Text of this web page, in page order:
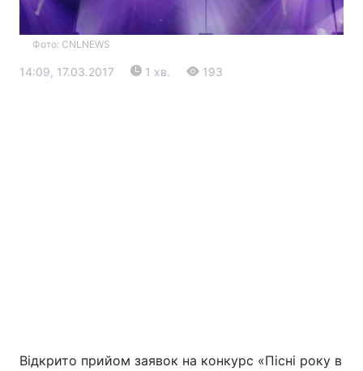
Фото: CNLNEWS
14:09, 17.03.2017 1 хв. 193
Відкрито прийом заявок на конкурс «Пісні року в